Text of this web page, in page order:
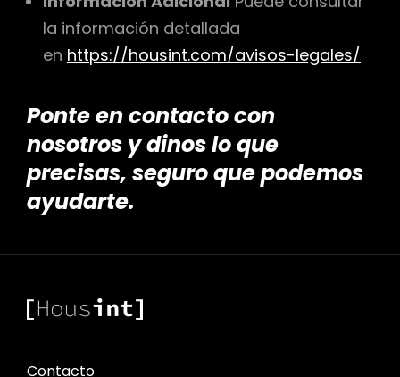
la información detallada
en https://housint.com/avisos-legales/
Ponte en contacto con
nosotros y dinos lo que
precisas, seguro que podemos
ayudarte.
Contacto